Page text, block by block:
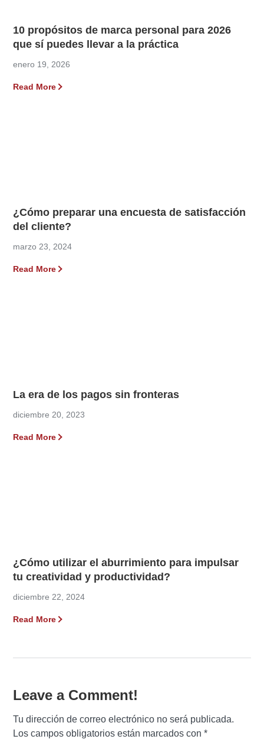
10 propósitos de marca personal para 2026
que sí puedes llevar a la práctica
enero 19, 2026
Read More
¿Cómo preparar una encuesta de satisfacción
del cliente?
marzo 23, 2024
Read More
La era de los pagos sin fronteras
diciembre 20, 2023
Read More
¿Cómo utilizar el aburrimiento para impulsar
tu creatividad y productividad?
diciembre 22, 2024
Read More
Leave a Comment!
Tu dirección de correo electrónico no será publicada.
Los campos obligatorios están marcados con*